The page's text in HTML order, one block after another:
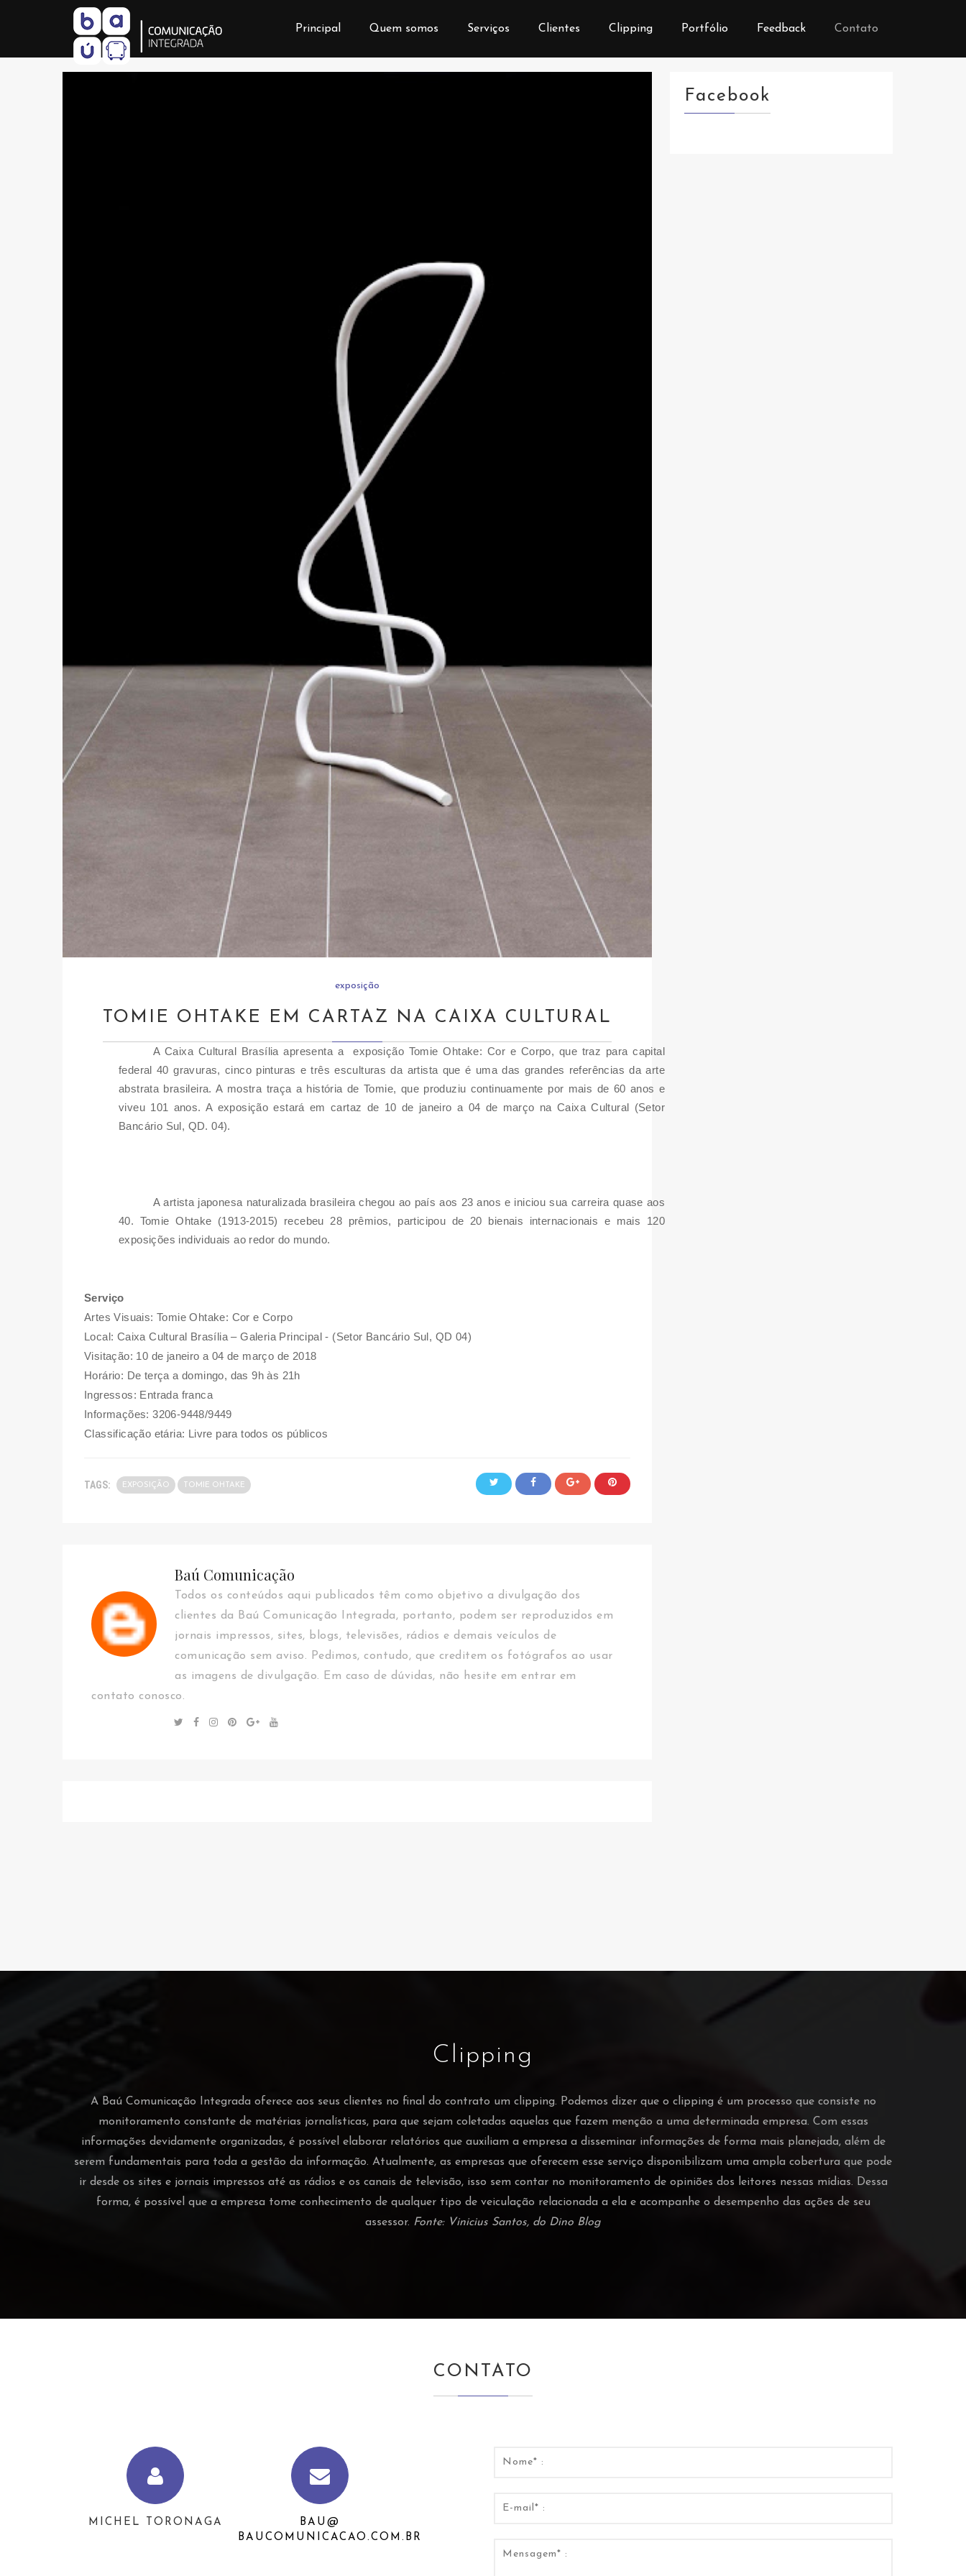
Principal Quem somos Serviços Clientes Clipping Portfólio Feedback Contato
exposição
TOMIE OHTAKE EM CARTAZ NA CAIXA CULTURAL
A Caixa Cultural Brasília apresenta a exposição Tomie Ohtake: Cor e Corpo, que traz para capital
federal 40 gravuras, cinco pinturas e três esculturas da artista que é uma das grandes referências da arte
abstrata brasileira. A mostra traça a história de Tomie, que produziu continuamente por mais de 60 anos e
viveu 101 anos. A exposição estará em cartaz de 10 de janeiro a 04 de março na Caixa Cultural (Setor
Bancário Sul, QD. 04).
A artista japonesa naturalizada brasileira chegou ao país aos 23 anos e iniciou sua carreira quase aos
40. Tomie Ohtake (1913-2015) recebeu 28 prêmios, participou de 20 bienais internacionais e mais 120
exposições individuais ao redor do mundo.
Serviço
Artes Visuais: Tomie Ohtake: Cor e Corpo
Local: Caixa Cultural Brasília – Galeria Principal - (Setor Bancário Sul, QD 04)
Visitação: 10 de janeiro a 04 de março de 2018
Horário: De terça a domingo, das 9h às 21h
Ingressos: Entrada franca
Informações: 3206-9448/9449
Classificação etária: Livre para todos os públicos
TAGS: EXPOSIÇÃO TOMIE OHTAKE
Baú Comunicação
Todos os conteúdos aqui publicados têm como objetivo a divulgação dos
clientes da Baú Comunicação Integrada, portanto, podem ser reproduzidos em
jornais impressos, sites, blogs, televisões, rádios e demais veículos de
comunicação sem aviso. Pedimos, contudo, que creditem os fotógrafos ao usar
as imagens de divulgação. Em caso de dúvidas, não hesite em entrar em
contato conosco.
Facebook
Clipping
A Baú Comunicação Integrada oferece aos seus clientes no final do contrato um clipping. Podemos dizer que o clipping é um processo que consiste no
monitoramento constante de matérias jornalísticas, para que sejam coletadas aquelas que fazem menção a uma determinada empresa. Com essas
informações devidamente organizadas, é possível elaborar relatórios que auxiliam a empresa a disseminar informações de forma mais planejada, além de
serem fundamentais para toda a gestão da informação. Atualmente, as empresas que oferecem esse serviço disponibilizam uma ampla cobertura que pode
ir desde os sites e jornais impressos até as rádios e os canais de televisão, isso sem contar no monitoramento de opiniões dos leitores nessas mídias. Dessa
forma, é possível que a empresa tome conhecimento de qualquer tipo de veiculação relacionada a ela e acompanhe o desempenho das ações de seu
assessor. Fonte: Vinicius Santos, do Dino Blog
CONTATO
MICHEL TORONAGA
BAU@
BAUCOMUNICACAO.COM.BR